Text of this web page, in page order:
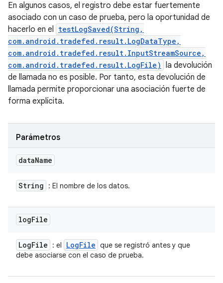
En algunos casos, el registro debe estar fuertemente
asociado con un caso de prueba, pero la oportunidad de
hacerlo en el testLogSaved(String,
com.android.tradefed.result.LogDataType,
com.android.tradefed.result.InputStreamSource,
com.android.tradefed.result.LogFile) la devolución
de llamada no es posible. Por tanto, esta devolución de
llamada permite proporcionar una asociación fuerte de
forma explícita.
Parámetros
dataName
String : El nombre de los datos.
logFile
LogFile : el LogFile que se registró antes y que
debe asociarse con el caso de prueba.